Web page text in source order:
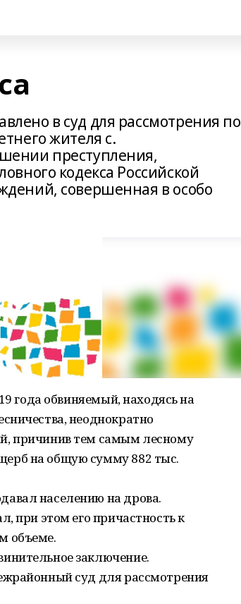
в суд для рассмотрения по
жителя с.
преступления,
кодекса Российской
совершенная в особо
года обвиняемый, находясь на
неоднократно
причинив тем самым лесному
на общую сумму 882 тыс.
населению на дрова.
при этом его причастность к
объеме.
заключение.
суд для рассмотрения